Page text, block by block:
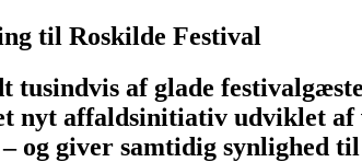
til Roskilde Festival
tusindvis af glade
nyt affaldsinitiativ udviklet
og giver samtidig synlighed